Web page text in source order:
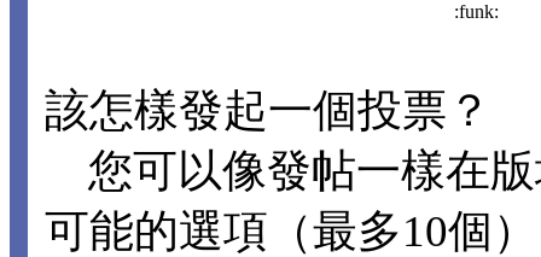
:funk:
該怎樣發起一個投票？
您可以像發帖一樣在
可能的選項（最多10個